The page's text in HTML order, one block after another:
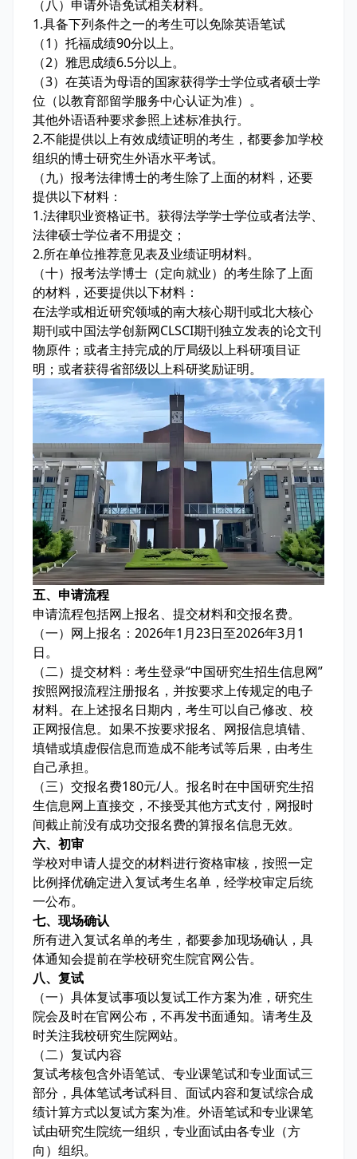
（八）申请外语免试相关材料。
1.具备下列条件之一的考生可以免除英语笔试
（1）托福成绩90分以上。
（2）雅思成绩6.5分以上。
（3）在英语为母语的国家获得学士学位或者硕士学
位（以教育部留学服务中心认证为准）。
其他外语语种要求参照上述标准执行。
2.不能提供以上有效成绩证明的考生，都要参加学校
组织的博士研究生外语水平考试。
（九）报考法律博士的考生除了上面的材料，还要
提供以下材料：
1.法律职业资格证书。获得法学学士学位或者法学、
法律硕士学位者不用提交；
2.所在单位推荐意见表及业绩证明材料。
（十）报考法学博士（定向就业）的考生除了上面
的材料，还要提供以下材料：
在法学或相近研究领域的南大核心期刊或北大核心
期刊或中国法学创新网CLSCI期刊独立发表的论文刊
物原件；或者主持完成的厅局级以上科研项目证
明；或者获得省部级以上科研奖励证明。
五、申请流程
申请流程包括网上报名、提交材料和交报名费。
（一）网上报名：2026年1月23日至2026年3月1
日。
（二）提交材料：考生登录“中国研究生招生信息网”
按照网报流程注册报名，并按要求上传规定的电子
材料。在上述报名日期内，考生可以自己修改、校
正网报信息。如果不按要求报名、网报信息填错、
填错或填虚假信息而造成不能考试等后果，由考生
自己承担。
（三）交报名费180元/人。报名时在中国研究生招
生信息网上直接交，不接受其他方式支付，网报时
间截止前没有成功交报名费的算报名信息无效。
六、初审
学校对申请人提交的材料进行资格审核，按照一定
比例择优确定进入复试考生名单，经学校审定后统
一公布。
七、现场确认
所有进入复试名单的考生，都要参加现场确认，具
体通知会提前在学校研究生院官网公告。
八、复试
（一）具体复试事项以复试工作方案为准，研究生
院会及时在官网公布，不再发书面通知。请考生及
时关注我校研究生院网站。
（二）复试内容
复试考核包含外语笔试、专业课笔试和专业面试三
部分，具体笔试考试科目、面试内容和复试综合成
绩计算方式以复试方案为准。外语笔试和专业课笔
试由研究生院统一组织，专业面试由各专业（方
向）组织。